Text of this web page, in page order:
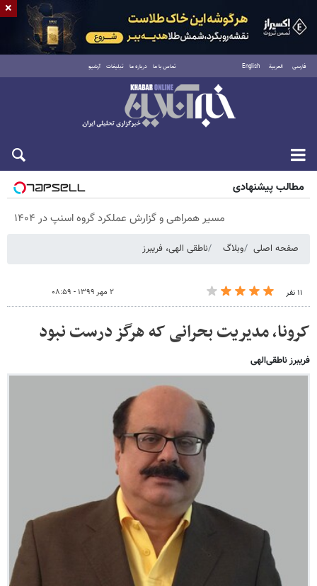
فارسی العربية English تماس با ما درباره ما تبلیغات آرشیو
پنجشنبه ۱۵ مرداد ۱۴۰۵
مطالب پیشنهادی
مسیر همراهی و گزارش عملکرد گروه اسنپ در ۱۴۰۴
صفحه اصلی وبلاگ ناطقی الهی، فریبرز
۱۱ نفر ۲ مهر ۱۳۹۹ - ۰۸:۵۹
کرونا، مدیریت بحرانی که هرگز درست نبود
فریبرز ناطقی‌الهی
×